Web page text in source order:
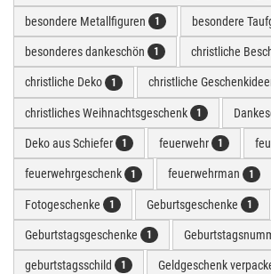
besondere Metallfiguren 1 besondere
besonderes dankeschön 1 christliche
christliche Deko 1 christliche
christliches Weihnachtsgeschenk 1
Deko aus Schiefer 1 feuerwehr 1
feuerwehrgeschenk 1 feuerwehrman 1
Fotogeschenke 1 Geburtsgeschenke 1
Geburtstagsgeschenke 1
geburtstagsschild 1 Geldgeschenk